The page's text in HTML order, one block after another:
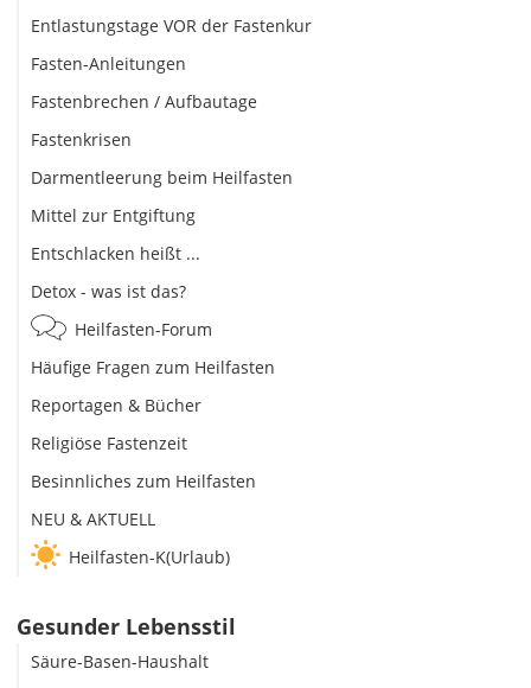
Entlastungstage VOR der Fastenkur
Fasten-Anleitungen
Fastenbrechen / Aufbautage
Fastenkrisen
Darmentleerung beim Heilfasten
Mittel zur Entgiftung
Entschlacken heißt ...
Detox - was ist das?
Heilfasten-Forum
Häufige Fragen zum Heilfasten
Reportagen & Bücher
Religiöse Fastenzeit
Besinnliches zum Heilfasten
NEU & AKTUELL
Heilfasten-K(Urlaub)
Gesunder Lebensstil
Säure-Basen-Haushalt